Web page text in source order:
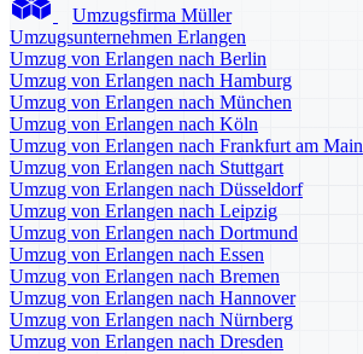
Umzugsfirma Müller
Umzugsunternehmen Erlangen
Umzug von Erlangen nach Berlin
Umzug von Erlangen nach Hamburg
Umzug von Erlangen nach München
Umzug von Erlangen nach Köln
Umzug von Erlangen nach Frankfurt am Main
Umzug von Erlangen nach Stuttgart
Umzug von Erlangen nach Düsseldorf
Umzug von Erlangen nach Leipzig
Umzug von Erlangen nach Dortmund
Umzug von Erlangen nach Essen
Umzug von Erlangen nach Bremen
Umzug von Erlangen nach Hannover
Umzug von Erlangen nach Nürnberg
Umzug von Erlangen nach Dresden